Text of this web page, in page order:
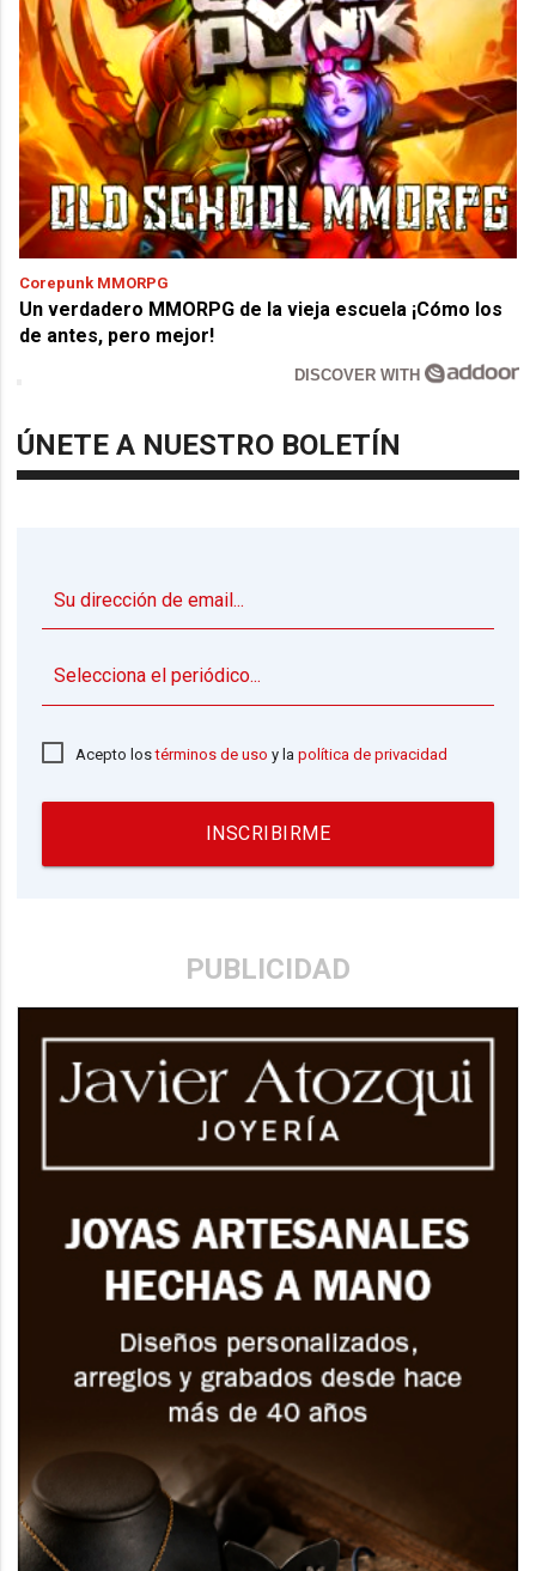
Corepunk MMORPG
Un verdadero MMORPG de la vieja escuela ¡Cómo los
de antes, pero mejor!
DISCOVER WITH
ÚNETE A NUESTRO BOLETÍN
Acepto lostérminos de uso y lapolítica de privacidad
INSCRIBIRME
PUBLICIDAD